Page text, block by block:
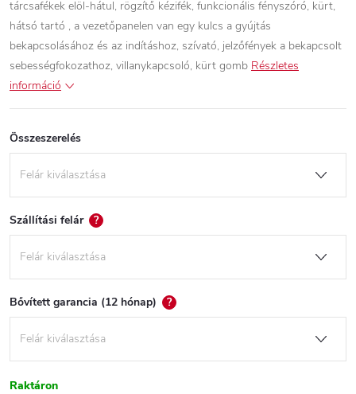
tárcsafékek elöl-hátul, rögzítő kézifék, funkcionális fényszóró, kürt,
hátsó tartó , a vezetőpanelen van egy kulcs a gyújtás
bekapcsolásához és az indításhoz, szívató, jelzőfények a bekapcsolt
sebességfokozathoz, villanykapcsoló, kürt gomb Részletes
információ
Összeszerelés
Szállítási felár ?
Bővített garancia (12 hónap) ?
Raktáron